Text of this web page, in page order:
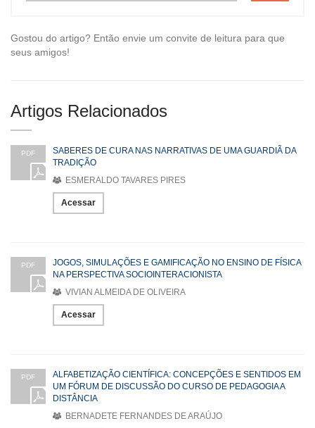
Gostou do artigo? Então envie um convite de leitura para que
seus amigos!
Artigos Relacionados
PDF
SABERES DE CURA NAS NARRATIVAS DE UMA GUARDIÃ DA
TRADIÇÃO
ESMERALDO TAVARES PIRES
Acessar
PDF
JOGOS, SIMULAÇÕES E GAMIFICAÇÃO NO ENSINO DE FÍSICA
NA PERSPECTIVA SOCIOINTERACIONISTA
VIVIAN ALMEIDA DE OLIVEIRA
Acessar
PDF
ALFABETIZAÇÃO CIENTÍFICA: CONCEPÇÕES E SENTIDOS EM
UM FÓRUM DE DISCUSSÃO DO CURSO DE PEDAGOGIA A
DISTÂNCIA
BERNADETE FERNANDES DE ARAÚJO